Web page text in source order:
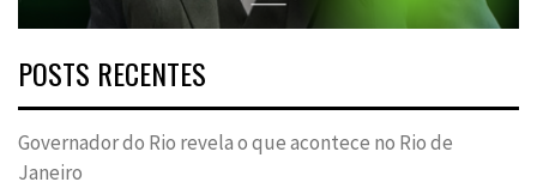
POSTS RECENTES
Governador do Rio revela o que acontece no Rio de
Janeiro